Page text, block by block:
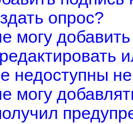
опрос?
могу
недоступны
могу